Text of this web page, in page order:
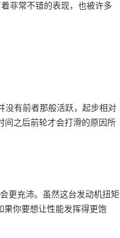
非常不错的表现，也被许多
没有前者那般活跃，起步相对
间之后前轮才会打滑的原因所
更充沛。虽然这台发动机扭矩
果你要想让性能发挥得更饱